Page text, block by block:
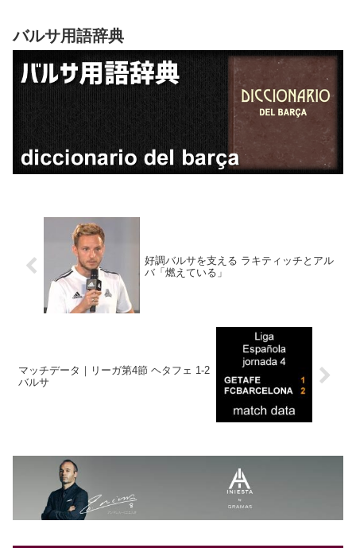
バルサ用語辞典
好調バルサを支える ラキティッチとアル
バ「燃えている」
マッチデータ｜リーガ第4節 ヘタフェ 1-2
バルサ